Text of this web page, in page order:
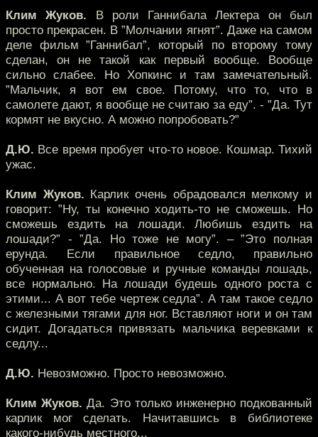
Клим Жуков. В роли Ганнибала Лектера он был
просто прекрасен. В ”Молчании ягнят”. Даже на самом
деле фильм ”Ганнибал”, который по второму тому
сделан, он не такой как первый вообще. Вообще
сильно слабее. Но Хопкинс и там замечательный.
”Мальчик, я вот ем свое. Потому, что то, что в
самолете дают, я вообще не считаю за еду”. - ”Да. Тут
кормят не вкусно. А можно попробовать?”
Д.Ю. Все время пробует что-то новое. Кошмар. Тихий
ужас.
Клим Жуков. Карлик очень обрадовался мелкому и
говорит: ”Ну, ты конечно ходить-то не сможешь. Но
сможешь ездить на лошади. Любишь ездить на
лошади?” - ”Да. Но тоже не могу”. – ”Это полная
ерунда. Если правильное седло, правильно
обученная на голосовые и ручные команды лошадь,
все нормально. На лошади будешь одного роста с
этими... А вот тебе чертеж седла”. А там такое седло
с железными тягами для ног. Вставляют ноги и он там
сидит. Догадаться привязать мальчика веревками к
седлу...
Д.Ю. Невозможно. Просто невозможно.
Клим Жуков. Да. Это только инженерно подкованный
карлик мог сделать. Начитавшись в библиотеке
какого-нибудь местного...